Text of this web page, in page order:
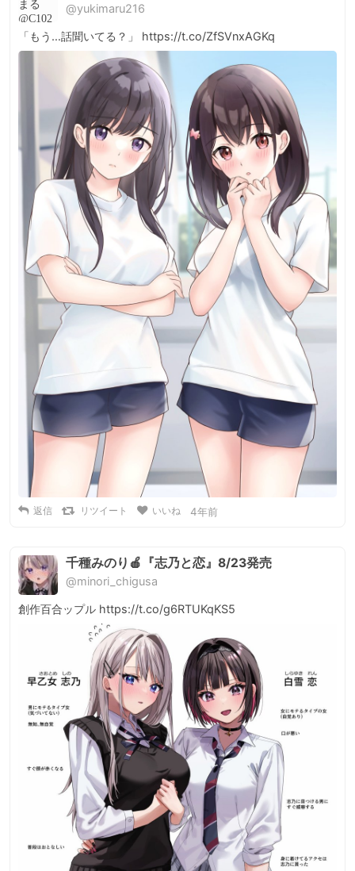
@yukimaru216
「もう…話聞いてる？」 https://t.co/ZfSVnxAGKq
返信 リツイート いいね 4年前
千種みのり🍎『志乃と恋』8/23発売
@minori_chigusa
創作百合ップル https://t.co/g6RTUKqKS5